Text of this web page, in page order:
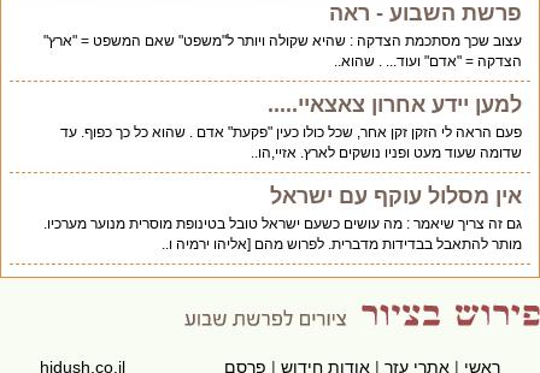
פרשת השבוע - ראה
עצוב שכך מסתכמת הצדקה : שהיא שקולה ויותר ל"משפט" שאם המשפט = "ארץ"
הצדקה = "אדם" ועוד... . שהוא..
למען יידע אחרון צאצאיי.....
פעם הראה לי הזקן זקן אחר, שכל כולו כעין "פקעת" אדם . שהוא כל כך כפוף. עד
שדומה שעוד מעט ופניו נושקים לארץ. אזיי,הו..
אין מסלול עוקף עם ישראל
גם זה צריך שיאמר : מה עושים כשעם ישראל טובל בטינופת מוסרית מנוער מערכיו.
מותר להתאבל בבדידות מדברית. לפרוש מהם [אליהו ירמיה ו..
ראשי|אתרי עזר|אודות חידוש|פרסם hidush.co.il